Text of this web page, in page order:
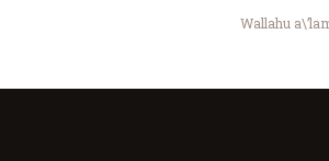
Wallahu